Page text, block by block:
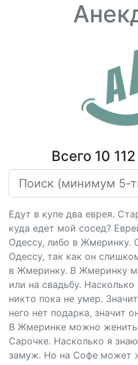
Всего 10
Едут в купе два еврея.
куда едет мой сосед?
Одессу, либо в Жмеринку.
Одессу, так как он
в Жмеринку. В Жмеринку
или на свадьбу.
никто пока не умер.
него нет подарка, значит
В Жмеринке можно
Сарочке. Насколько я
замуж. Но на Софе может